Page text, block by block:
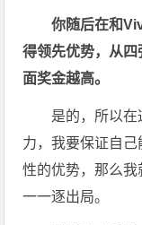
你随后在和
得领先优势，从
面奖金越高。
是的，所以
力，我要保证自
性的优势，那么我
一一逐出局。